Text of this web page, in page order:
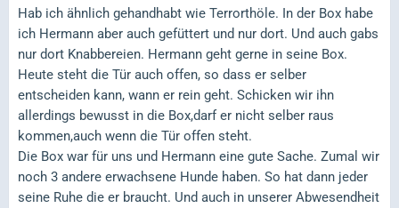
Hab ich ähnlich gehandhabt wie Terrorthöle. In der Box habe
ich Hermann aber auch gefüttert und nur dort. Und auch gabs
nur dort Knabbereien. Hermann geht gerne in seine Box.
Heute steht die Tür auch offen, so dass er selber
entscheiden kann, wann er rein geht. Schicken wir ihn
allerdings bewusst in die Box,darf er nicht selber raus
kommen,auch wenn die Tür offen steht.
Die Box war für uns und Hermann eine gute Sache. Zumal wir
noch 3 andere erwachsene Hunde haben. So hat dann jeder
seine Ruhe die er braucht. Und auch in unserer Abwesendheit